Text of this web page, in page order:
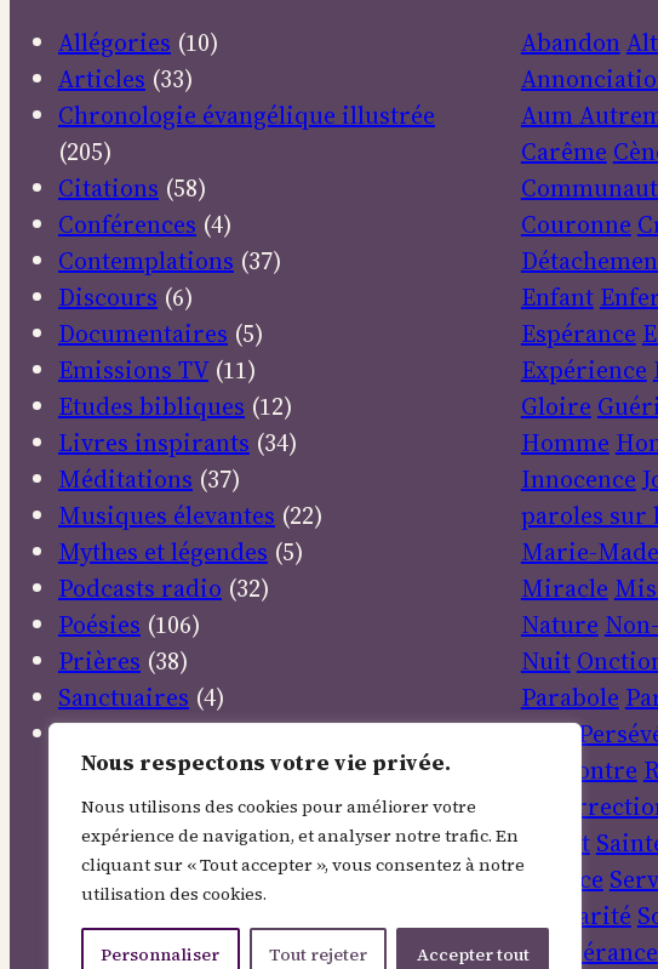
Nous respectons votre vie privée.
Nous utilisons des cookies pour améliorer votre
expérience de navigation, et analyser notre trafic. En
cliquant sur « Tout accepter », vous consentez à notre
utilisation des cookies.
Personnaliser Tout rejeter Accepter tout
Allégories (10)
Articles (33)
Chronologie évangélique illustrée
(205)
Citations (58)
Conférences (4)
Contemplations (37)
Discours (6)
Documentaires (5)
Emissions TV(11)
Etudes bibliques (12)
Livres inspirants (34)
Méditations (37)
Musiques élevantes (22)
Mythes et légendes (5)
Podcasts radio (32)
Poésies (106)
Prières (38)
Sanctuaires (4)
Textes sacrés(30)
Abandon
Aum
Carême
Couronne
Enfant
Espérance
Expérience
Gloire
Homme
Innocence
paroles sur
Marie-
Miracle
Nature
Nuit
Parabole
Père
Rencontre
Esprit
Service
Solidarité
Tempérance